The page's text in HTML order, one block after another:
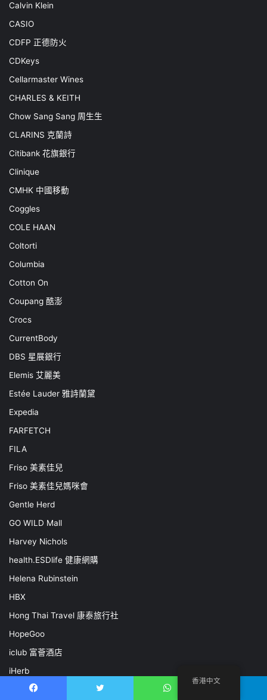
Calvin Klein
CASIO
CDFP 正德防火
CDKeys
Cellarmaster Wines
CHARLES & KEITH
Chow Sang Sang 周生生
CLARINS 克蘭詩
Citibank 花旗銀行
Clinique
CMHK 中國移動
Coggles
COLE HAAN
Coltorti
Columbia
Cotton On
Coupang 酷澎
Crocs
CurrentBody
DBS 星展銀行
Elemis 艾麗美
Estée Lauder 雅詩蘭黛
Expedia
FARFETCH
FILA
Friso 美素佳兒
Friso 美素佳兒媽咪會
Gentle Herd
GO WILD Mall
Harvey Nichols
health.ESDlife 健康網購
Helena Rubinstein
HBX
Hong Thai Travel 康泰旅行社
HopeGoo
iclub 富薈酒店
iHerb
I.T | ITeSHOP.com
香港中文